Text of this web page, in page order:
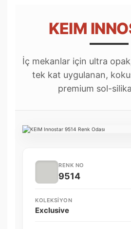
KEIM
İç mekanlar için ultra
tek kat uygulanan,
premium sol-
RENK NO
9514
KOLEKSIYON
Exclusive